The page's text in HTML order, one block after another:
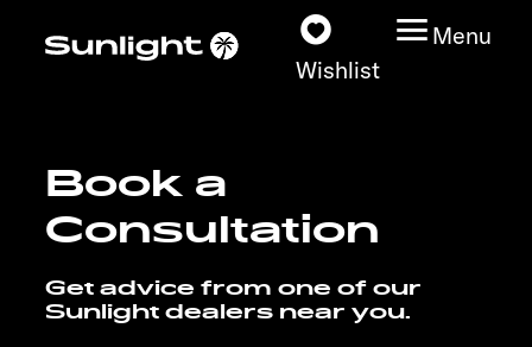
Wishlist
Menu
Models
Vehicle Guide
Book a
Consultation
Get advice from one of our
Sunlight dealers near you.